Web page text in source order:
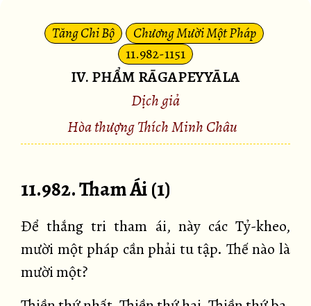
Tăng Chi Bộ
Chương Mười Một Pháp
11.982-1151
IV. PHẨM RĀGAPEYYĀLA
Dịch giả
Hòa thượng Thích Minh Châu
11.982. Tham Ái (1)
Để thắng tri tham ái, này các Tỷ-kheo,
mười một pháp cần phải tu tập. Thế nào là
mười một?